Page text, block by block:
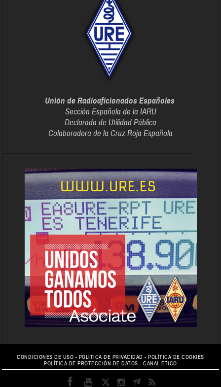
Unión de Radioaficionados Españoles
Sección Española de la IARU
Declarada de Utilidad Pública
Colaboradora de la Cruz Roja Española
CONDICIONES DE USO - POLÍTICA DE PRIVACIDAD -POLÍTICA DE COOKIES
POLÍTICA DE PROTECCIÓN DE DATOS -CANAL ÉTICO